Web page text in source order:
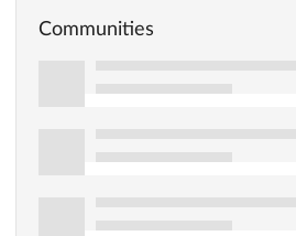
Communities